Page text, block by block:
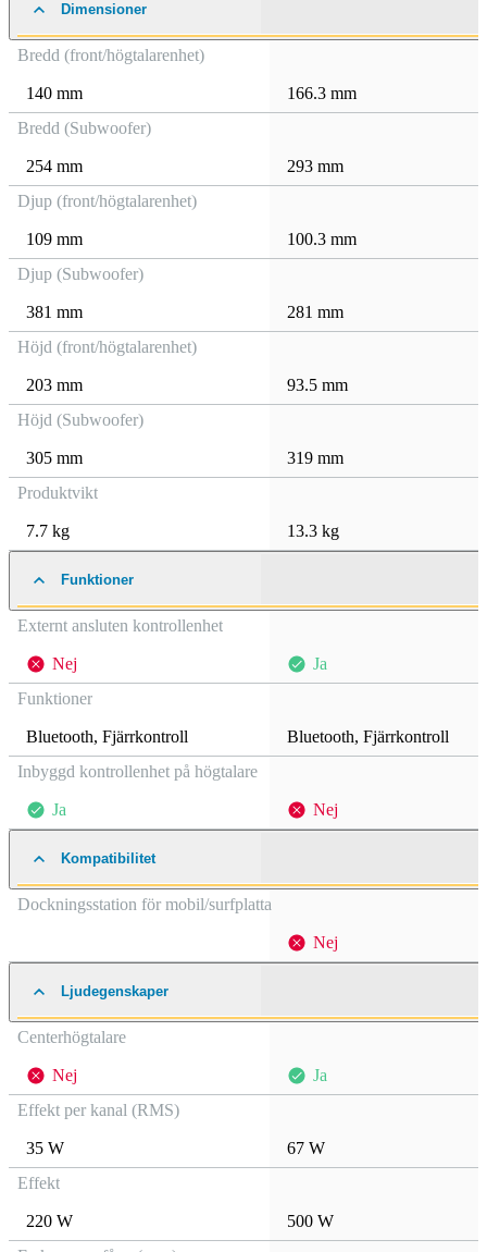
Dimensioner
Bredd (front/högtalarenhet)
140 mm
166.3 mm
Bredd (Subwoofer)
254 mm
293 mm
Djup (front/högtalarenhet)
109 mm
100.3 mm
Djup (Subwoofer)
381 mm
281 mm
Höjd (front/högtalarenhet)
203 mm
93.5 mm
Höjd (Subwoofer)
305 mm
319 mm
Produktvikt
7.7 kg 13.3 kg
Funktioner
Externt ansluten kontrollenhet
Nej
Ja
Funktioner
Bluetooth, Fjärrkontroll Bluetooth, Fjärrkontroll
Inbyggd kontrollenhet på högtalare
Ja Nej
Kompatibilitet
Dockningsstation för mobil/surfplatta
Nej
Ljudegenskaper
Centerhögtalare
Nej
Ja
Effekt per kanal (RMS)
35 W
67 W
Effekt
220 W
500 W